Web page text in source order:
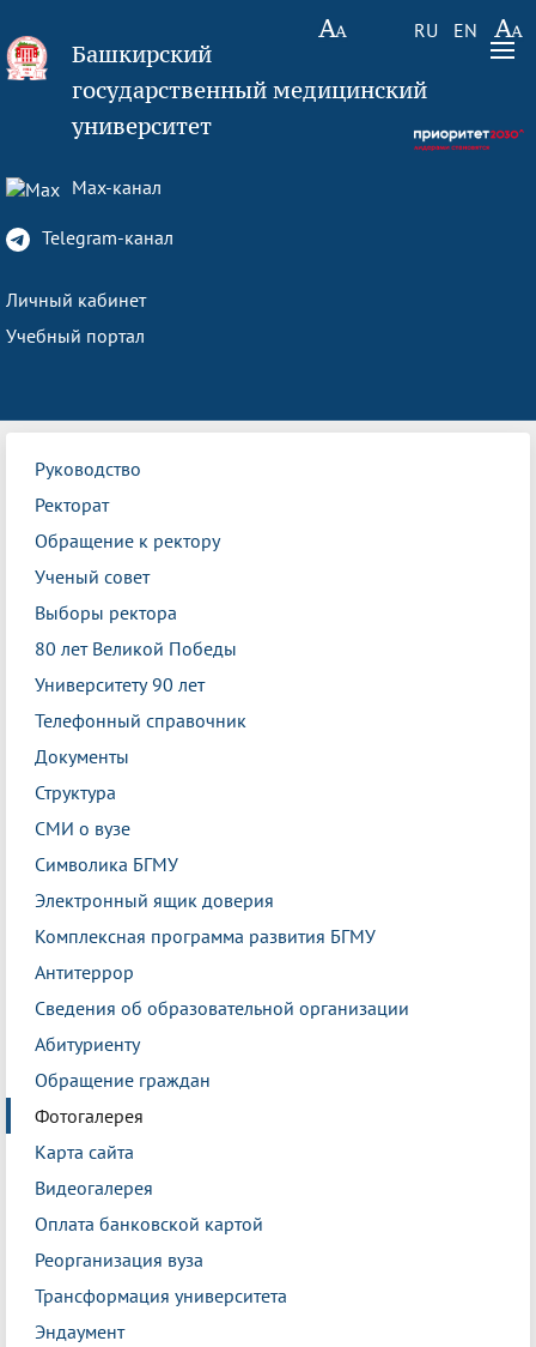
RU EN
Башкирский
государственный медицинский
университет
Max-канал
Telegram-канал
Личный кабинет
Учебный портал
Руководство
Ректорат
Обращение к ректору
Ученый совет
Выборы ректора
80 лет Великой Победы
Университету 90 лет
Телефонный справочник
Документы
Структура
СМИ о вузе
Символика БГМУ
Электронный ящик доверия
Комплексная программа развития БГМУ
Антитеррор
Сведения об образовательной организации
Абитуриенту
Обращение граждан
Фотогалерея
Карта сайта
Видеогалерея
Оплата банковской картой
Реорганизация вуза
Трансформация университета
Эндаумент